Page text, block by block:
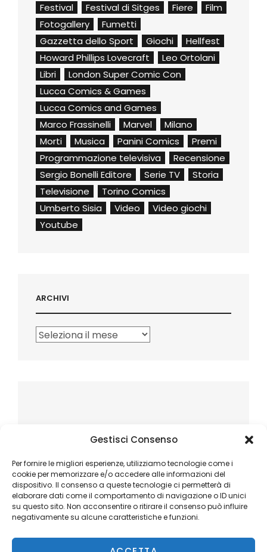
Gestisci Consenso
Per fornire le migliori esperienze, utilizziamo tecnologie come i
cookie per memorizzare e/o accedere alle informazioni del
dispositivo. Il consenso a queste tecnologie ci permetterà di
elaborare dati come il comportamento di navigazione o ID unici
su questo sito. Non acconsentire o ritirare il consenso può influire
negativamente su alcune caratteristiche e funzioni.
Festival
Festival di Sitges Fiere
Film
Fotogallery
Fumetti
Gazzetta dello Sport
Giochi
Hellfest
Howard Phillips Lovecraft
Leo Ortolani
Libri
London Super Comic Con
Lucca Comics & Games
Lucca Comics and Games
Marco Frassinelli
Marvel
Milano
Morti
Musica Panini Comics
Premi
Programmazione televisiva
Recensione
Sergio Bonelli Editore
Serie TV
Storia
Televisione
Torino Comics
Umberto Sisia
Video
Video giochi
Youtube
ARCHIVI
Archivi